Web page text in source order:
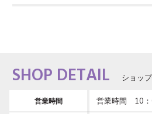
SHOP DETAIL ショッ
営業時間 営業時間　10